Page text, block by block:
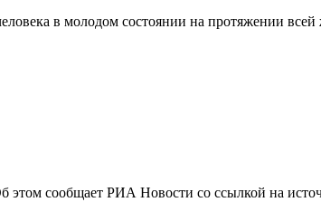
в молодом состоянии на протяжении
этом сообщает РИА Новости со ссылкой на